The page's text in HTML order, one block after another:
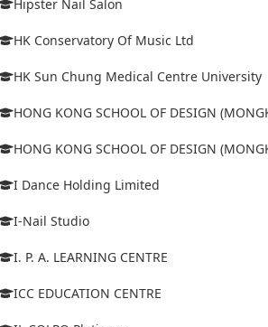
Hipster Nail Salon
HK Conservatory Of Music Ltd
HK Sun Chung Medical Centre University
HONG KONG SCHOOL OF DESIGN
HONG KONG SCHOOL OF DESIGN
I Dance Holding Limited
I-Nail Studio
I. P. A. LEARNING CENTRE
ICC EDUCATION CENTRE